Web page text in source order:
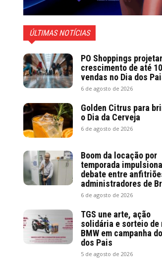
ÚLTIMAS NOTÍCIAS
PO Shoppings
crescimento de até
vendas no Dia dos
6 de agosto de 2026
Golden Citrus para
o Dia da Cerveja
6 de agosto de 2026
Boom da locação por
temporada impulsiona
debate entre
administradores de
6 de agosto de 2026
TGS une arte, ação
solidária e sorteio de
BMW em campanha
dos Pais
5 de agosto de 2026